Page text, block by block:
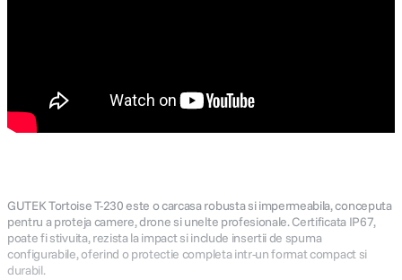
GUTEK Tortoise T-230 este o carcasa robusta si impermeabila, conceputa
pentru a proteja camere, drone si unelte profesionale. Certificata IP67,
poate fi stivuita, rezista la impact si include insertii de spuma
configurabile, oferind o protectie completa intr-un format compact si
durabil.